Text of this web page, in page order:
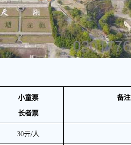
小童票
长者票
备注
30元/人